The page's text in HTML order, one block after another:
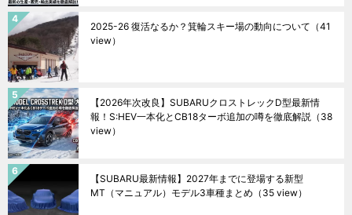
2025-26 復活なるか？箕輪スキー場の動向について （41
view）
【2026年次改良】SUBARUクロストレックD型最新情
報！S:HEV一本化とCB18ターボ追加の噂を徹底解説 （38
view）
【SUBARU最新情報】2027年までに登場する新型
MT（マニュアル）モデル3車種まとめ （35 view）